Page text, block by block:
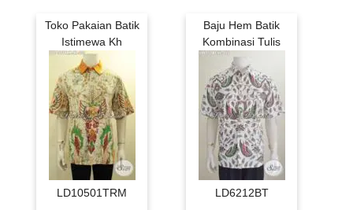
Toko Pakaian Batik
Istimewa Kh
LD10501TRM
Baju Hem Batik
Kombinasi Tulis
LD6212BT